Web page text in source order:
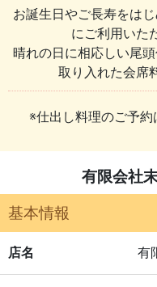
お誕生日やご長寿をは
にご利用いた
晴れの日に相応しい尾
取り入れた会席
※仕出し料理のご予約
有限会社
基本情報
店名 有